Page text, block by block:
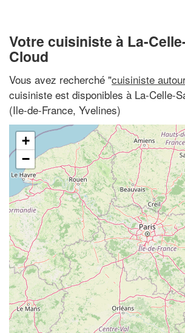
Votre cuisiniste à La-
Cloud
Vous avez recherché "cuisiniste
cuisiniste est disponibles à La-Celle-
(Ile-de-France, Yvelines)
+
−